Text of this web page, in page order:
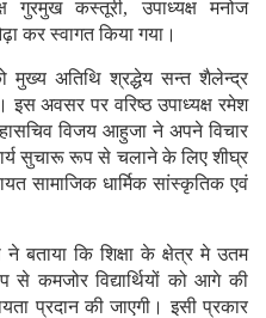
गुरमुख कस्तूरी, उपाध्यक्ष मनोज
कर स्वागत किया गया।
मुख्य अतिथि श्रद्धेय सन्त शैलेन्द्र
इस अवसर पर वरिष्ठ उपाध्यक्ष रमेश
विजय आहुजा ने अपने विचार
सुचारू रूप से चलाने के लिए शीघ्र
सामाजिक धार्मिक सांस्कृतिक एवं
बताया कि शिक्षा के क्षेत्र मे उतम
से कमजोर विद्यार्थियों को आगे की
प्रदान की जाएगी। इसी प्रकार